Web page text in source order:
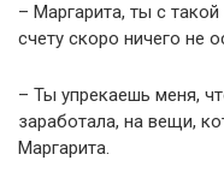
– Маргарита, ты с
счету скоро ничего не
– Ты упрекаешь меня,
заработала, на вещи,
Маргарита.